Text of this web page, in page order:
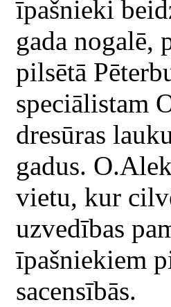
īpašnieki
gada nogalē,
pilsētā
speciālistam
dresūras
gadus.
vietu, kur
uzvedības
īpašniekiem
sacensībās.